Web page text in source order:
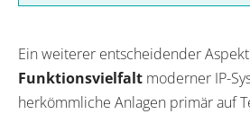
Ein weiterer entscheidender
Funktionsvielfalt moderner IP-
herkömmliche Anlagen primär auf